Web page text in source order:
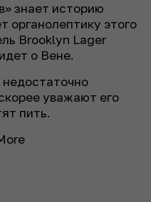
знает историю
органолептику этого
Brooklyn Lager
о Вене.
уважают его
пить.